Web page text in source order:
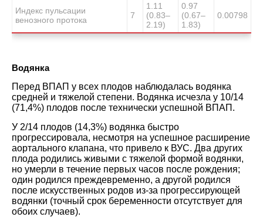
Индекс пульсации
венозного протока
7
1.11
(0.83–
2.19)
0.97
(0.67–
1.83)
0.00798
Водянка
Перед ВПАП у всех плодов наблюдалась водянка
средней и тяжелой степени. Водянка исчезла у 10/14
(71,4%) плодов после технически успешной ВПАП.
У 2/14 плодов (14,3%) водянка быстро
прогрессировала, несмотря на успешное расширение
аортального клапана, что привело к ВУС. Два других
плода родились живыми с тяжелой формой водянки,
но умерли в течение первых часов после рождения;
один родился преждевременно, а другой родился
после искусственных родов из-за прогрессирующей
водянки (точный срок беременности отсутствует для
обоих случаев).